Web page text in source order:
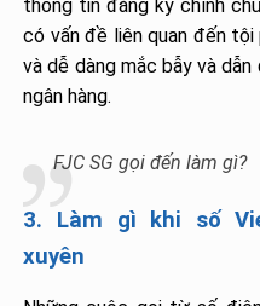
thông tin đăng ký chính
có vấn đề liên quan đến tội
và dễ dàng mắc bẫy và
ngân hàng.
FJC SG gọi đến làm gì?
3. Làm gì khi số
xuyên